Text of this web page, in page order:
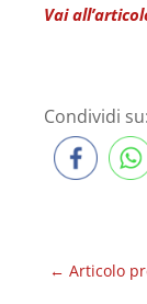
Vai
Condividi su:
← Articolo